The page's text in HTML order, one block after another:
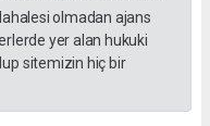
olmadan ajans
yer alan hukuki
sitemizin hiç bir